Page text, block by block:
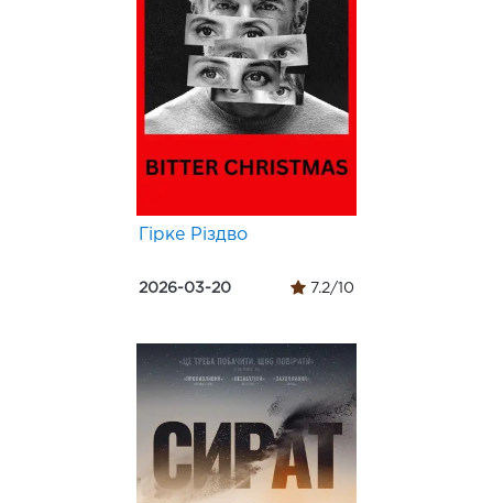
Гірке Різдво
2026-03-20 7.2/10